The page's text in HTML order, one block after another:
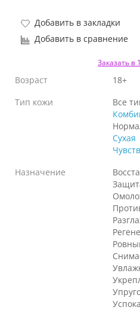
Добавить в закладки
Добавить в сравнение
Заказать в
Возраст
18+
Тип кожи
Все
Сухая
Назначение